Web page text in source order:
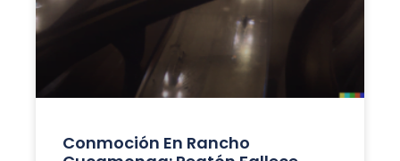
Conmoción En Rancho